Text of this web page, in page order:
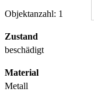
Objektanzahl: 1
Zustand
beschädigt
Material
Metall